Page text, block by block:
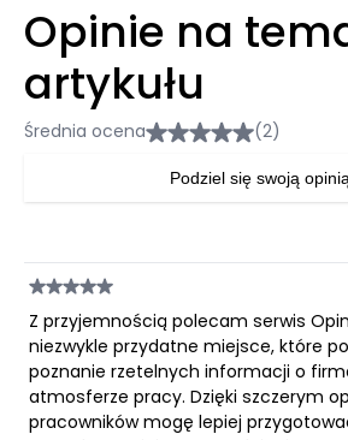
Opinie na
artykułu
Średnia ocena (2)
Podziel się swoją opinią
Z przyjemnością polecam serwis
niezwykle przydatne miejsce, które
poznanie rzetelnych informacji o
atmosferze pracy. Dzięki szczerym
pracowników mogę lepiej